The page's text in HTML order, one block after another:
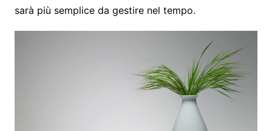
sarà più semplice da gestire nel tempo.